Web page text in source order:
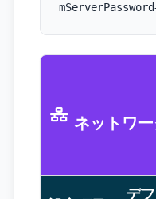
ネットワ
デ